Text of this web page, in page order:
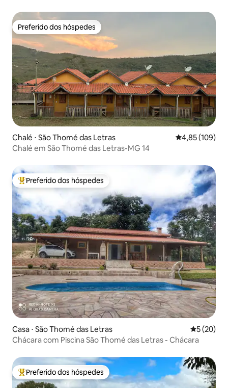
Preferido dos hóspedes
Preferido dos hóspedes
Chalé ⋅ São Thomé das Letras 4,85 de uma
4,85 (109)
Chalé em São Thomé das Letras-MG 14
Entre os melhores preferidos dos hóspedes
Preferido dos hóspedes
Casa ⋅ São Thomé das Letras 5 de uma
5 (20)
Chácara com Piscina São Thomé das Letras - Chácara
Entre os melhores preferidos dos hóspedes
Preferido dos hóspedes